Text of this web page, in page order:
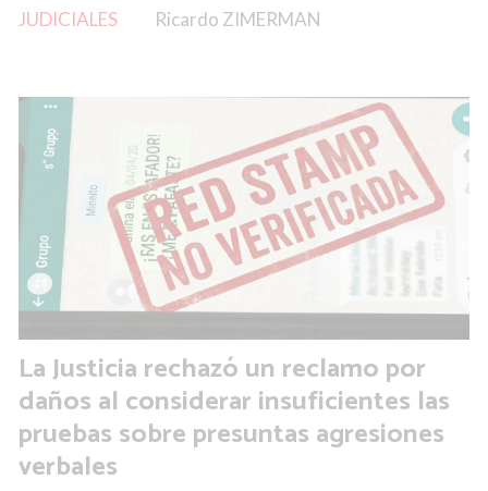
Ricardo ZIMERMAN
JUDICIALES
La Justicia rechazó un reclamo por
daños al considerar insuficientes las
pruebas sobre presuntas agresiones
verbales